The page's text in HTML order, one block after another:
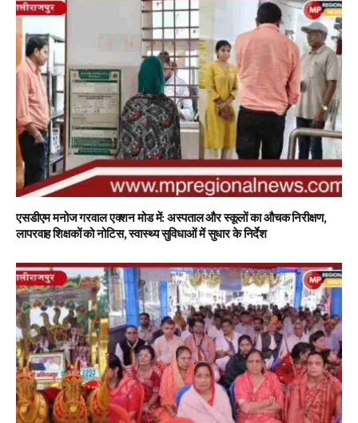
एसडीएम मनोज गरवाल एक्शन मोड में: अस्पताल और स्कूलों का औचक निरीक्षण,
लापरवाह शिक्षकों को नोटिस, स्वास्थ्य सुविधाओं में सुधार के निर्देश